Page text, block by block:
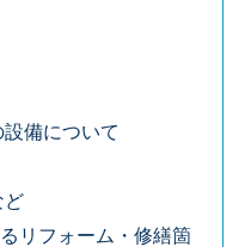
備について
ど
リフォーム・修繕箇